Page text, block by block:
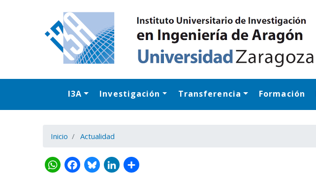
I3A Investigación Transferencia Formación
Inicio Actualidad